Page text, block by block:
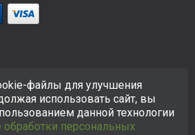
Сайтhttps://ksk24.ruсоздан
целях и любая информация
офертой.Политика в
данных
файлы для улучшения
использовать сайт, вы
данной технологии
обработки персональных